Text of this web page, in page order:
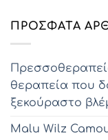
ΠΡΌΣΦΑΤΑ
θεραπεία που
ξεκούραστο
Malu Wilz